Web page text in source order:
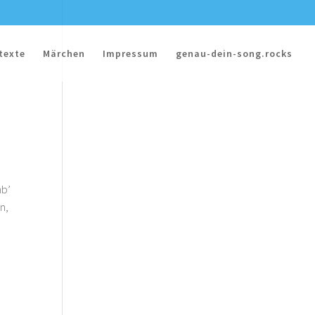
Märchen Impressum genau-dein-song.rocks